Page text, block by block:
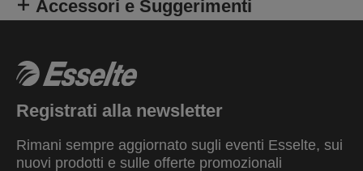
Accessori e Suggerimenti
Registrati alla newsletter
Rimani sempre aggiornato sugli eventi Esselte, sui
nuovi prodotti e sulle offerte promozionali